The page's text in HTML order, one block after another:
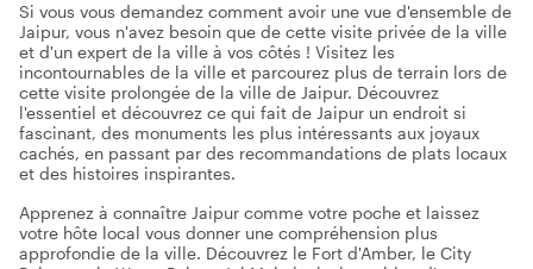
Si vous vous demandez comment avoir une vue d'ensemble de
Jaipur, vous n'avez besoin que de cette visite privée de la ville
et d'un expert de la ville à vos côtés ! Visitez les
incontournables de la ville et parcourez plus de terrain lors de
cette visite prolongée de la ville de Jaipur. Découvrez
l'essentiel et découvrez ce qui fait de Jaipur un endroit si
fascinant, des monuments les plus intéressants aux joyaux
cachés, en passant par des recommandations de plats locaux
et des histoires inspirantes.
Apprenez à connaître Jaipur comme votre poche et laissez
votre hôte local vous donner une compréhension plus
approfondie de la ville. Découvrez le Fort d'Amber, le City